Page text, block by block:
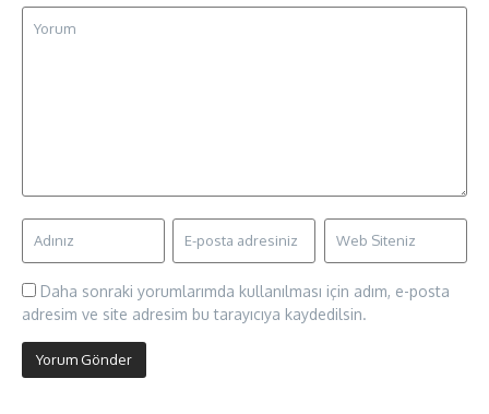
Daha sonraki yorumlarımda kullanılması için adım, e-posta
adresim ve site adresim bu tarayıcıya kaydedilsin.